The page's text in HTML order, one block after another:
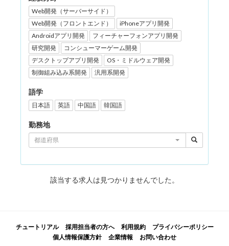
Web開発（サーバーサイド）
Web開発（フロントエンド）
iPhoneアプリ開発
Androidアプリ開発
フィーチャーフォンアプリ開発
研究開発
コンシューマーゲーム開発
デスクトップアプリ開発
OS・ミドルウェア開発
制御組み込み系開発
汎用系開発
語学
日本語 英語 中国語 韓国語
勤務地
都道府県
該当する求人は見つかりませんでした。
チュートリアル 採用担当者の方へ 利用規約
プライバシーポリシー
個人情報保護方針
企業情報 お問い合わせ